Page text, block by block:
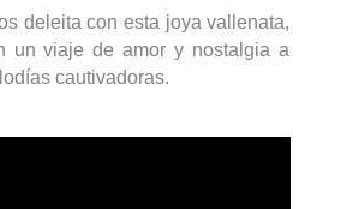
deleita con esta joya vallenata,
un viaje de amor y nostalgia a
cautivadoras.